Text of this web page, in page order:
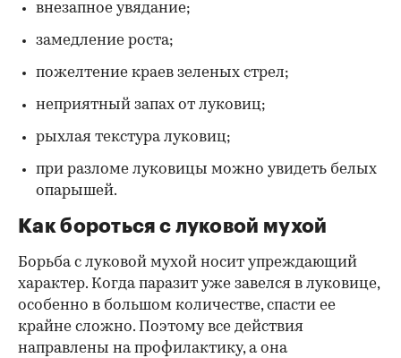
внезапное увядание;
замедление роста;
пожелтение краев зеленых стрел;
неприятный запах от луковиц;
рыхлая текстура луковиц;
при разломе луковицы можно увидеть белых
опарышей.
Как бороться с луковой мухой
Борьба с луковой мухой носит упреждающий
характер. Когда паразит уже завелся в луковице,
особенно в большом количестве, спасти ее
крайне сложно. Поэтому все действия
направлены на профилактику, а она